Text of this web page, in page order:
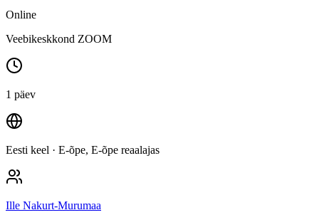
Online
Veebikeskkond ZOOM
1 päev
Eesti keel · E-õpe, E-õpe reaalajas
Ille Nakurt-Murumaa